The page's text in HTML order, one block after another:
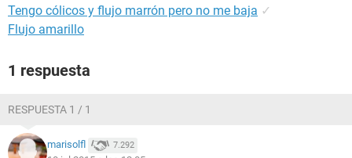
Tengo cólicos y flujo marrón pero no me baja ✓
Flujo amarillo
1 respuesta
RESPUESTA 1 / 1
marisolfl 7.292